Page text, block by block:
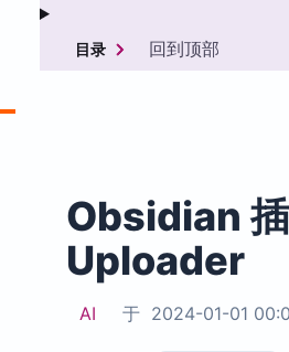
目录 回到顶部
Obsidian
Uploader
AI 于 2024-01-01